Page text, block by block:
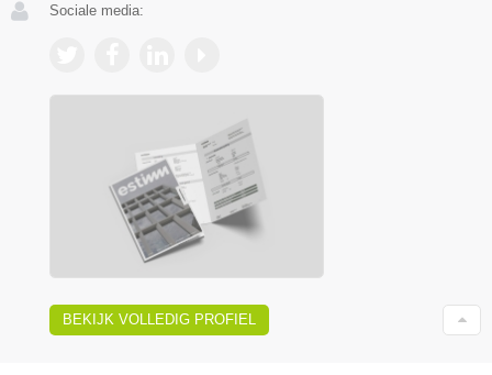
Sociale media:
BEKIJK VOLLEDIG PROFIEL